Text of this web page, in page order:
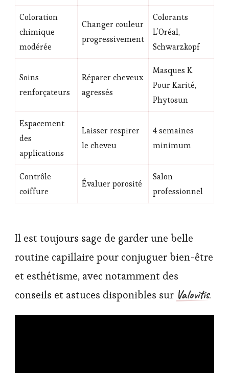
Coloration
chimique
modérée
Changer couleur
progressivement
Colorants
L’Oréal,
Schwarzkopf
Soins
renforçateurs
Réparer cheveux
agressés
Masques K
Pour Karité,
Phytosun
Espacement
des
applications
Laisser respirer
le cheveu
4 semaines
minimum
Contrôle
coiffure
Évaluer porosité
Salon
professionnel
Il est toujours sage de garder une belle
routine capillaire pour conjuguer bien-être
et esthétisme, avec notamment des
conseils et astuces disponibles sur Valovitis.